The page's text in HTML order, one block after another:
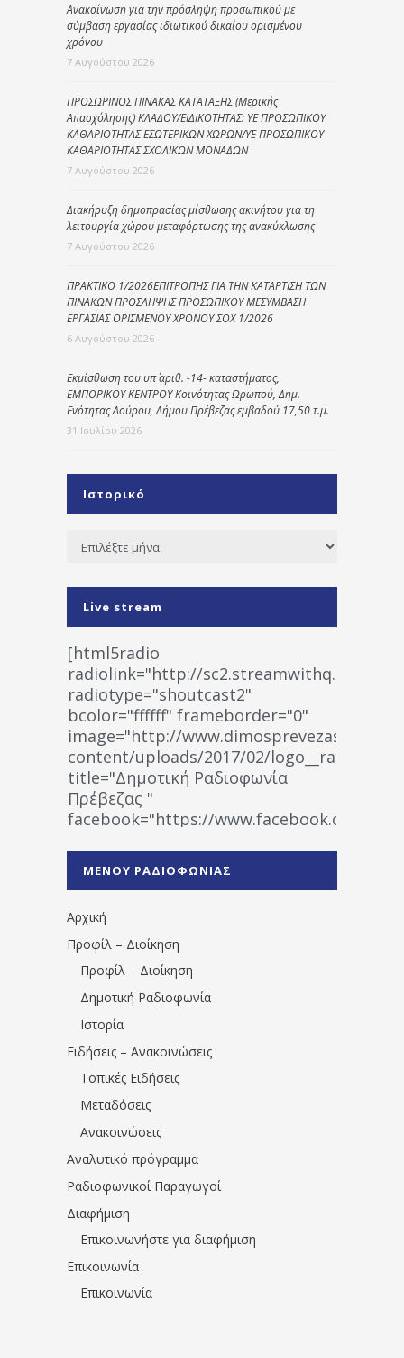
Ανακοίνωση για την πρόσληψη προσωπικού με
σύμβαση εργασίας ιδιωτικού δικαίου ορισμένου
χρόνου
7 Αυγούστου 2026
ΠΡΟΣΩΡΙΝΟΣ ΠΙΝΑΚΑΣ ΚΑΤΑΤΑΞΗΣ (Μερικής
Απασχόλησης) ΚΛΑΔΟΥ/ΕΙΔΙΚΟΤΗΤΑΣ: ΥΕ ΠΡΟΣΩΠΙΚΟΥ
ΚΑΘΑΡΙΟΤΗΤΑΣ ΕΣΩΤΕΡΙΚΩΝ ΧΩΡΩΝ/ΥΕ ΠΡΟΣΩΠΙΚΟΥ
ΚΑΘΑΡΙΟΤΗΤΑΣ ΣΧΟΛΙΚΩΝ ΜΟΝΑΔΩΝ
7 Αυγούστου 2026
Διακήρυξη δημοπρασίας μίσθωσης ακινήτου για τη
λειτουργία χώρου μεταφόρτωσης της ανακύκλωσης
7 Αυγούστου 2026
ΠΡΑΚΤΙΚΟ 1/2026ΕΠΙΤΡΟΠΗΣ ΓΙΑ ΤΗΝ ΚΑΤΑΡΤΙΣΗ ΤΩΝ
ΠΙΝΑΚΩΝ ΠΡΟΣΛΗΨΗΣ ΠΡΟΣΩΠΙΚΟΥ ΜΕΣΥΜΒΑΣΗ
ΕΡΓΑΣΙΑΣ ΟΡΙΣΜΕΝΟΥ ΧΡΟΝΟΥ ΣΟΧ 1/2026
6 Αυγούστου 2026
Εκμίσθωση του υπ΄ αριθ. -14- καταστήματος,
ΕΜΠΟΡΙΚΟΥ ΚΕΝΤΡΟΥ Κοινότητας Ωρωπού, Δημ.
Ενότητας Λούρου, Δήμου Πρέβεζας εμβαδού 17,50 τ.μ.
31 Ιουλίου 2026
Ιστορικό
Ιστορικό
Live stream
[html5radio
radiolink="http://
radiotype="shoutcast2"
bcolor="ffffff" frameborder="0"
image="http://www.dimosprevezas.gr/wp-
content/uploads/2017/02/
title="Δημοτική Ραδιοφωνία
Πρέβεζας "
facebook="https://www.facebook.com/
1531194763766854/" artist="" ]
ΜΕΝΟΥ ΡΑΔΙΟΦΩΝΙΑΣ
Αρχική
Προφίλ – Διοίκηση
Προφίλ – Διοίκηση
Δημοτική Ραδιοφωνία
Ιστορία
Ειδήσεις – Ανακοινώσεις
Τοπικές Ειδήσεις
Μεταδόσεις
Ανακοινώσεις
Αναλυτικό πρόγραμμα
Ραδιοφωνικοί Παραγωγοί
Διαφήμιση
Επικοινωνήστε για διαφήμιση
Επικοινωνία
Επικοινωνία